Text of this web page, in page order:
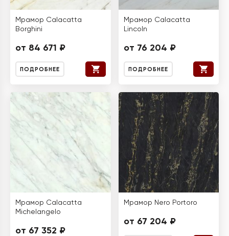
Мрамор Calacatta
Borghini
от 84 671 ₽
ПОДРОБНЕЕ
Мрамор Calacatta
Lincoln
от 76 204 ₽
ПОДРОБНЕЕ
Мрамор Calacatta
Michelangelo
от 67 352 ₽
Мрамор Nero Portoro
от 67 204 ₽